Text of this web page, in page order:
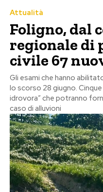
Attualità
Foligno, dal
regionale di
civile 67
Gli esami che hanno
lo scorso 28 giugno.
idrovora” che potranno
caso di alluvioni